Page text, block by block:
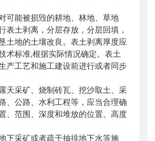
能被损毁的耕地、林地、草地
表土剥离，分层存放，分层回填，
土地的土壤改良。表土剥离厚度应
术标准,根据实际情况确定。表土
产工艺和施工建设前进行或者同步
采矿、烧制砖瓦、挖沙取土、采
、公路、水利工程等，应当合理确
、范围、深度和堆放的位置、高度
采矿或者疏干抽排地下水等施